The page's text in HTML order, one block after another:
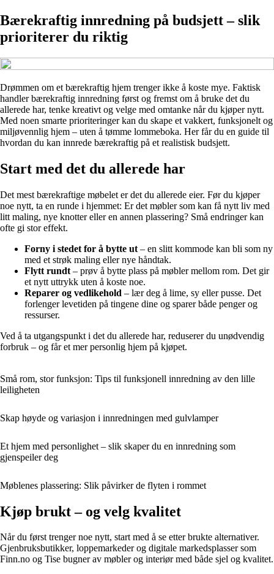
Bærekraftig innredning på budsjett – slik
prioriterer du riktig
Drømmen om et bærekraftig hjem trenger ikke å koste mye. Faktisk
handler bærekraftig innredning først og fremst om å bruke det du
allerede har, tenke kreativt og velge med omtanke når du kjøper nytt.
Med noen smarte prioriteringer kan du skape et vakkert, funksjonelt og
miljøvennlig hjem – uten å tømme lommeboka. Her får du en guide til
hvordan du kan innrede bærekraftig på et realistisk budsjett.
Start med det du allerede har
Det mest bærekraftige møbelet er det du allerede eier. Før du kjøper
noe nytt, ta en runde i hjemmet: Er det møbler som kan få nytt liv med
litt maling, nye knotter eller en annen plassering? Små endringer kan
ofte gi stor effekt.
Forny i stedet for å bytte ut – en slitt kommode kan bli som ny
med et strøk maling eller nye håndtak.
Flytt rundt – prøv å bytte plass på møbler mellom rom. Det gir
et nytt uttrykk uten å koste noe.
Reparer og vedlikehold – lær deg å lime, sy eller pusse. Det
forlenger levetiden på tingene dine og sparer både penger og
ressurser.
Ved å ta utgangspunkt i det du allerede har, reduserer du unødvendig
forbruk – og får et mer personlig hjem på kjøpet.
Små rom, stor funksjon: Tips til funksjonell innredning av den lille
leiligheten
Skap høyde og variasjon i innredningen med gulvlamper
Et hjem med personlighet – slik skaper du en innredning som
gjenspeiler deg
Møblenes plassering: Slik påvirker de flyten i rommet
Kjøp brukt – og velg kvalitet
Når du først trenger noe nytt, start med å se etter brukte alternativer.
Gjenbruksbutikker, loppemarkeder og digitale markedsplasser som
Finn.no og Tise bugner av møbler og interiør med både sjel og kvalitet.